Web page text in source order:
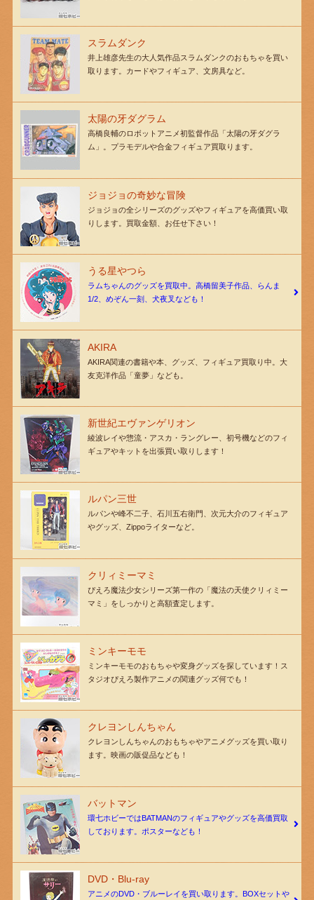
スラムダンク
井上雄彦先生の大人気作品スラムダンクのおもちゃを買い
取ります。カードやフィギュア、文房具など。
太陽の牙ダグラム
高橋良輔のロボットアニメ初監督作品「太陽の牙ダグラ
ム」。プラモデルや合金フィギュア買取ります。
ジョジョの奇妙な冒険
ジョジョの全シリーズのグッズやフィギュアを高価買い取
りします。買取金額、お任せ下さい！
うる星やつら
ラムちゃんのグッズを買取中。高橋留美子作品、らんま
1/2、めぞん一刻、犬夜叉なども！
AKIRA
AKIRA関連の書籍や本、グッズ、フィギュア買取り中。大
友克洋作品「童夢」なども。
新世紀エヴァンゲリオン
綾波レイや惣流・アスカ・ラングレー、初号機などのフィ
ギュアやキットを出張買い取りします！
ルパン三世
ルパンや峰不二子、石川五右衛門、次元大介のフィギュア
やグッズ、Zippoライターなど。
クリィミーマミ
ぴえろ魔法少女シリーズ第一作の「魔法の天使クリィミー
マミ」をしっかりと高額査定します。
ミンキーモモ
ミンキーモモのおもちゃや変身グッズを探しています！ス
タジオぴえろ製作アニメの関連グッズ何でも！
クレヨンしんちゃん
クレヨンしんちゃんのおもちゃやアニメグッズを買い取り
ます。映画の販促品なども！
バットマン
環七ホビーではBATMANのフィギュアやグッズを高価買取
しております。ポスターなども！
DVD・Blu-ray
アニメのDVD・ブルーレイを買い取ります。BOXセットや